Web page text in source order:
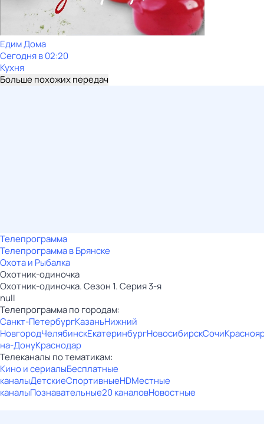
Едим Дома
Сегодня в 02:20
Кухня
Больше похожих передач
Телепрограмма
Телепрограмма в Брянске
Охота и Рыбалка
Охотник-одиночка
Охотник-одиночка. Сезон 1. Серия 3-я
null
Телепрограмма по городам:
Санкт-ПетербургКазаньНижний
НовгородЧелябинскЕкатеринбургНовосибирскСочи
на-ДонуКраснодар
Телеканалы по тематикам:
Кино и сериалыБесплатные
каналыДетскиеСпортивныеHDМестные
каналыПознавательные20 каналовНовостные